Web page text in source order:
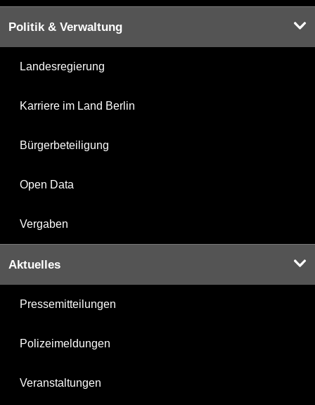
Politik & Verwaltung
Landesregierung
Karriere im Land Berlin
Bürgerbeteiligung
Open Data
Vergaben
Aktuelles
Pressemitteilungen
Polizeimeldungen
Veranstaltungen